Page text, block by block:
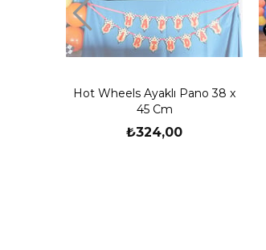
Hot Wheels Ayaklı Pano 38 x
45 Cm
₺324,00